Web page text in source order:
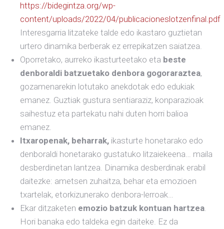
https://bidegintza.org/wp-
content/uploads/2022/04/publicacioneslotzenfinal.pdf
Interesgarria litzateke talde edo ikastaro guztietan
urtero dinamika berberak ez errepikatzen saiatzea.
Oporretako, aurreko ikasturteetako eta beste
denboraldi batzuetako denbora gogoraraztea,
gozamenarekin lotutako anekdotak edo edukiak
emanez. Guztiak gustura sentiaraziz, konparazioak
saihestuz eta partekatu nahi duten horri balioa
emanez.
Itxaropenak, beharrak, ikasturte honetarako edo
denboraldi honetarako gustatuko litzaiekeena… maila
desberdinetan lantzea. Dinamika desberdinak erabil
daitezke: ametsen zuhaitza, behar eta emozioen
txartelak, etorkizunerako denbora-lerroak…
Ekar ditzaketen emozio batzuk kontuan hartzea.
Hori banaka edo taldeka egin daiteke. Ez da